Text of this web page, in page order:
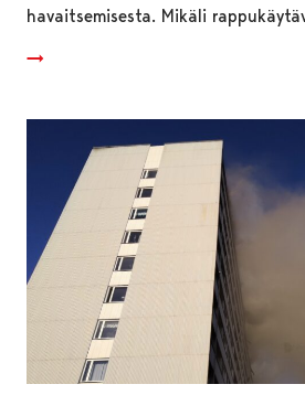
havaitsemisesta. Mikäli